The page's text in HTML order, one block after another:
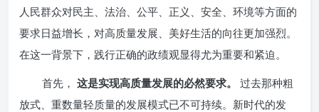
人民群众对民主、法治、公平、正义、安全、环境等方面的
要求日益增长，对高质量发展、美好生活的向往更加强烈。
在这一背景下，践行正确的政绩观显得尤为重要和紧迫。
首先， 这是实现高质量发展的必然要求。
过去那种粗
放式、重数量轻质量的发展模式已不可持续。新时代的发